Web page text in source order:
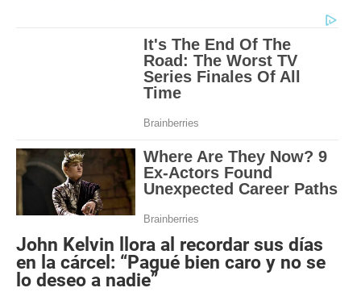
John Kelvin llora al recordar sus días
en la cárcel: “Pagué bien caro y no se
lo deseo a nadie”